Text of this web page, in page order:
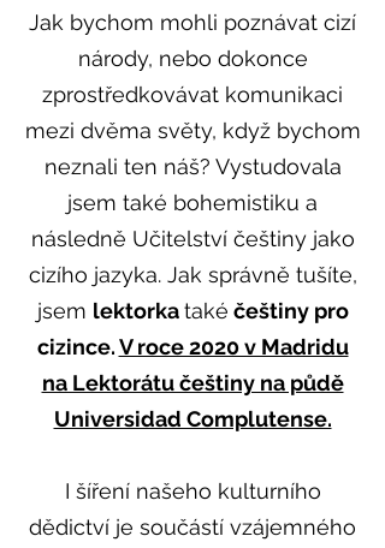
Jak bychom mohli poznávat cizí
národy, nebo dokonce
zprostředkovávat komunikaci
mezi dvěma světy, když bychom
neznali ten náš? Vystudovala
jsem také bohemistiku a
následně Učitelství češtiny jako
cizího jazyka. Jak správně tušíte,
jsem lektorkataké češtiny pro
cizince.V roce 2020 v Madridu
na Lektorátu češtiny na půdě
Universidad Complutense.
I šíření našeho kulturního
dědictví je součástí vzájemného